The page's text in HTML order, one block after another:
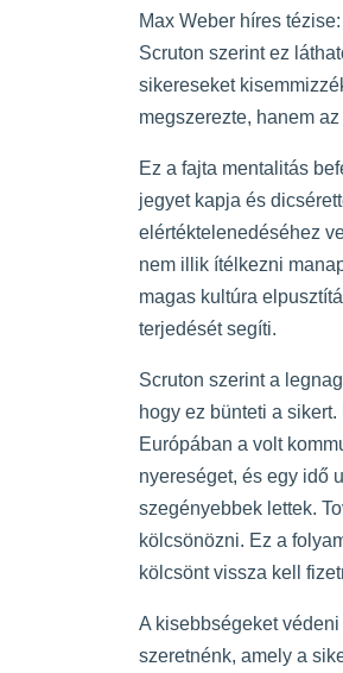
Max Weber híres
Scruton szerint ez
sikereseket
megszerezte, hanem
Ez a fajta mentalitás
jegyet kapja és
elértéktelenedéséhez
nem illik ítélkezni
magas kultúra
terjedését segíti.
Scruton szerint a
hogy ez bünteti a
Európában a volt
nyereséget, és egy idő
szegényebbek lettek.
kölcsönözni. Ez a
kölcsönt vissza kell
A kisebbségeket
szeretnénk, amely a